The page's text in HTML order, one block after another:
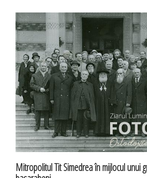
Mitropolitul Tit Simedrea în mijlocul unui